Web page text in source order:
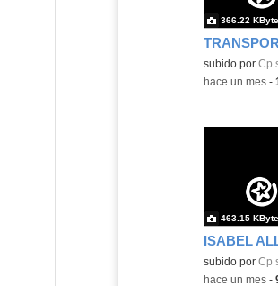
Contenido
subido por Cp
366.22
-hace un mes-
ISABEL
Contenido
subido por Cp
463.15
-hace un mes-